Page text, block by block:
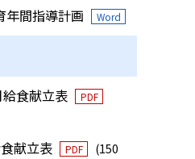
年間指導計画 Word
給食献立表 PDF
献立表 PDF
(150